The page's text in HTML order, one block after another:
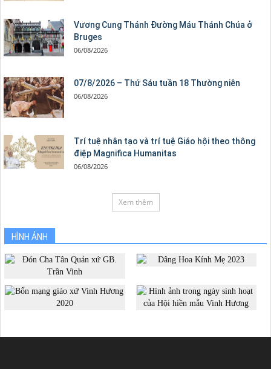
Vương Cung Thánh Ðường Máu Thánh Chúa ở
Bruges
06/08/2026
07/8/2026 – Thứ Sáu tuần 18 Thường niên
06/08/2026
Trí tuệ nhân tạo và trí tuệ Giáo hội theo thông
điệp Magnifica Humanitas
06/08/2026
Xem thêm
HÌNH ẢNH